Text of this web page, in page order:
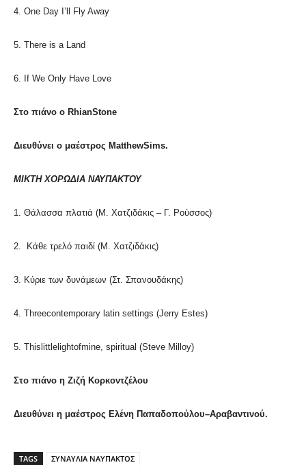
4. One Day I’ll Fly Away
5. There is a Land
6. If We Only Have Love
Στο πιάνο ο RhianStone
Διευθύνει ο μαέστρος MatthewSims.
MIKTH XOΡΩΔΙΑ ΝΑΥΠΑΚΤΟΥ
1. Θάλασσα πλατιά (Μ. Χατζιδάκις – Γ. Ρούσσος)
2. Κάθε τρελό παιδί (Μ. Χατζιδάκις)
3. Κύριε των δυνάμεων (Στ. Σπανουδάκης)
4. Τhreecontemporary latin settings (Jerry Estes)
5. Thislittlelightofmine, spiritual (Steve Milloy)
Στο πιάνο η Ζιζή Κορκοντζέλου
Διευθύνει η μαέστρος Ελένη Παπαδοπούλου–Αραβαντινού.
TAGS ΣΥΝΑΥΛΙΑ ΝΑΥΠΑΚΤΟΣ